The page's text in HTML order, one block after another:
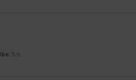
: 5 /5